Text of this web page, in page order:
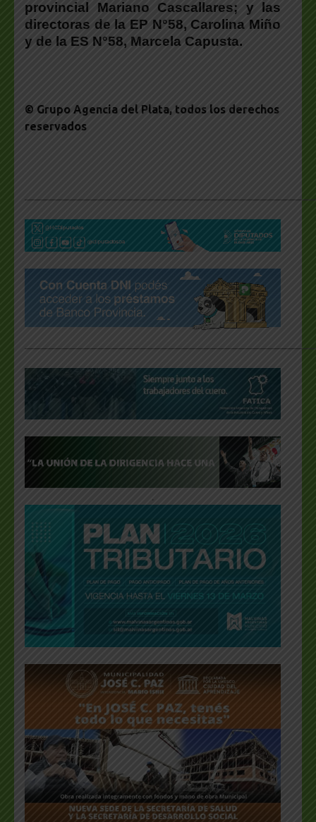
provincial Mariano Cascallares; y las
directoras de la EP N°58, Carolina Miño
y de la ES N°58, Marcela Capusta.
© Grupo Agencia del Plata, todos los derechos
reservados
.